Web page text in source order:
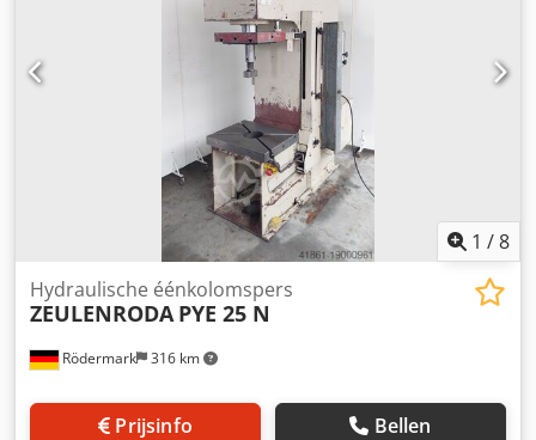
1 /8
Rödermark 316 km
Hydraulische éénkolomspers
ZEULENRODA PYE 25 N
Prijsinfo Bellen